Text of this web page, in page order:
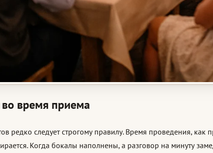
время приема
редко следует строгому правилу. Время проведения,
Когда бокалы наполнены, а разговор на минуту